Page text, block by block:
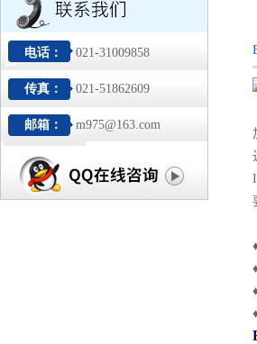
电话： 021-31009858
传真： 021-51862609
邮箱： m975@163.com